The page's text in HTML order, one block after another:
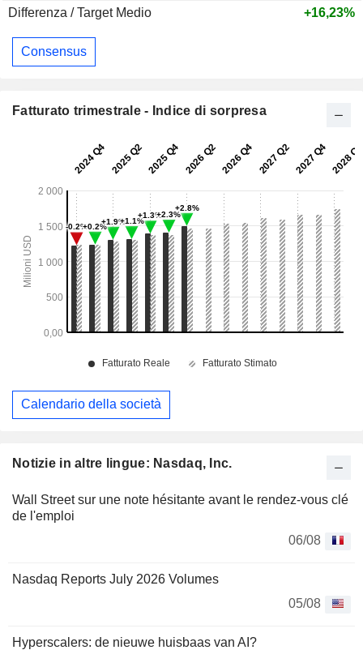
Notizie in altre lingue: Nasdaq, Inc.
Wall Street sur une note hésitante avant le rendez-vous clé
de l'emploi
06/08
Nasdaq Reports July 2026 Volumes
05/08
Hyperscalers: de nieuwe huisbaas van AI?
Differenza / Target Medio +16,23%
Consensus
Fatturato trimestrale - Indice di sorpresa
Calendario della società